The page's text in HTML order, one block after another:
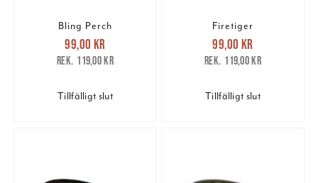
Bling Perch
Nuvarande pris
99,00 krTidigare pris
119,00 kr
99,00 kr
119,00 kr
Tillfälligt slut
Firetiger
Nuvarande pris
99,00 krTidigare pris
119,00 kr
99,00 kr
119,00 kr
Tillfälligt slut